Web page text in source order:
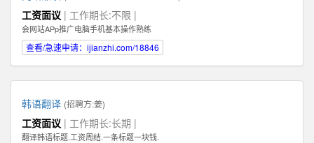
1、一年以上相关专业工作经验。 2、熟练使用设计工具如Photoshop，
Illustrator，Flash等；掌握HTML，XHTML，CSS，XML，JavaScrip等常用语言
软件。 3、具有丰富的视觉创作经验和独到的审美修养 4、具备优秀的网站整体
策划、设计能力,有丰富的网页设计经验.
工资面议 | 工作期长:不限 |
会网站APp推广电脑手机基本操作熟练
查看/急速申请：ijianzhi.com/18846
韩语翻译 (招聘方:姜)
工资面议 | 工作期长:长期 |
翻译韩语标题.工资周结.一条标题一块钱.